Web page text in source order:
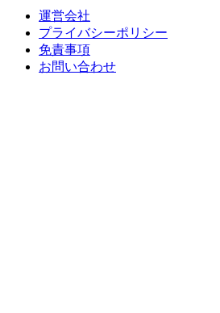
運営会社
プライバシーポリシー
免責事項
お問い合わせ